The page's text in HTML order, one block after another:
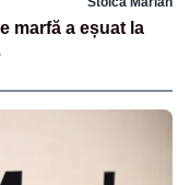
marfă a eșuat la